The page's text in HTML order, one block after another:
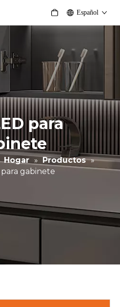
Español
para
Hogar » Productos »
gabinete